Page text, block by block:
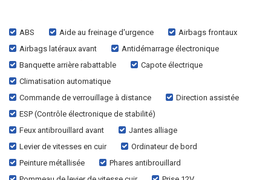
ABS Aide au freinage d'urgence
Airbags frontaux
Airbags latéraux avant
Antidémarrage électronique
Banquette arrière rabattable
Capote électrique
Climatisation automatique
Commande de verrouillage à distance
Direction assistée
ESP (Contrôle électronique de stabilité)
Feux antibrouillard avant
Jantes alliage
Levier de vitesses en cuir
Ordinateur de bord
Peinture métallisée
Phares antibrouillard